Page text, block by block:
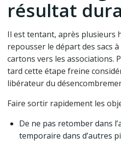
résultat
Il est tentant, après plusieurs
repousser le départ des sacs
cartons vers les associations.
tard cette étape freine
libérateur du
Faire sortir rapidement les
De ne pas retomber dans
temporaire dans d’autres